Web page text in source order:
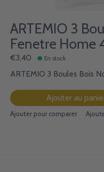
ARTEMIO 3
Fenetre Home
€3,40 En stock
ARTEMIO 3 Boules Bois
Ajouter au
Ajouter pour comparer